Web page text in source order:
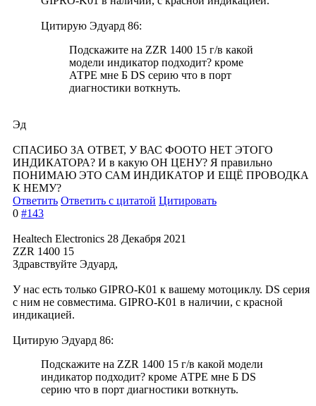
Цитирую Эдуард 86:
Подскажите на ZZR 1400 15 г/в какой
модели индикатор подходит? кроме
АТРЕ мне Б DS серию что в порт
диагностики воткнуть.
Эд
СПАСИБО ЗА ОТВЕТ, У ВАС ФООТО НЕТ ЭТОГО
ИНДИКАТОРА? И в какую ОН ЦЕНУ? Я правильно
ПОНИМАЮ ЭТО САМ ИНДИКАТОР И ЕЩЁ ПРОВОДКА
К НЕМУ?
Ответить Ответить с цитатой Цитировать
0 #143
Healtech Electronics 28 Декабря 2021
ZZR 1400 15
Здравствуйте Эдуард,
У нас есть только GIPRO-K01 к вашему мотоциклу. DS серия
с ним не совместима. GIPRO-K01 в наличии, с красной
индикацией.
Цитирую Эдуард 86:
Подскажите на ZZR 1400 15 г/в какой модели
индикатор подходит? кроме АТРЕ мне Б DS
серию что в порт диагностики воткнуть.